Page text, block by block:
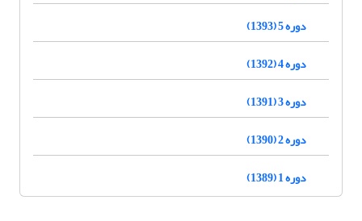
دوره 5 (1393)
دوره 4 (1392)
دوره 3 (1391)
دوره 2 (1390)
دوره 1 (1389)